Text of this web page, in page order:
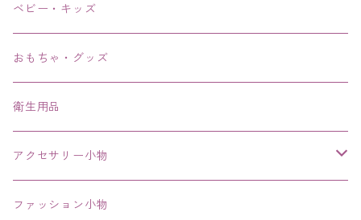
リング、指輪
ブレスレット、バングル、ブレス、腕輪
ネックレス、チョーカー
その他
ベビー・キッズ
おもちゃ・グッズ
衛生用品
アクセサリー小物
エコバッグ コンビニ
ファッション小物